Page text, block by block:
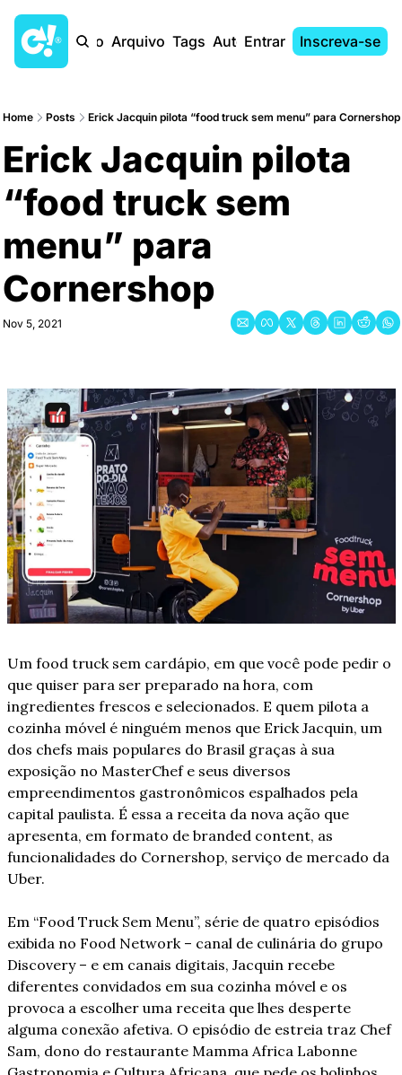
Início Arquivo Tags AutoresEntrar Inscreva-se
Home Posts Erick Jacquin pilota “food truck sem menu” para Cornershop
Erick Jacquin pilota
“food truck sem
menu” para
Cornershop
Nov 5, 2021
Um food truck sem cardápio, em que você pode pedir o
que quiser para ser preparado na hora, com
ingredientes frescos e selecionados. E quem pilota a
cozinha móvel é ninguém menos que Erick Jacquin, um
dos chefs mais populares do Brasil graças à sua
exposição no MasterChef e seus diversos
empreendimentos gastronômicos espalhados pela
capital paulista. É essa a receita da nova ação que
apresenta, em formato de branded content, as
funcionalidades do Cornershop, serviço de mercado da
Uber.
Em “Food Truck Sem Menu”, série de quatro episódios
exibida no Food Network – canal de culinária do grupo
Discovery – e em canais digitais, Jacquin recebe
diferentes convidados em sua cozinha móvel e os
provoca a escolher uma receita que lhes desperte
alguma conexão afetiva. O episódio de estreia traz Chef
Sam, dono do restaurante Mamma Africa Labonne